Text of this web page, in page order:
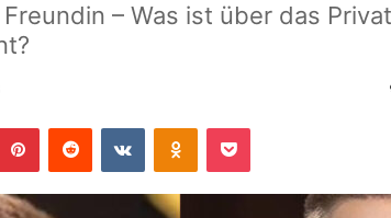
– Was ist über das
PinterestReddit VKontakteOdnoklassniki
Pocket